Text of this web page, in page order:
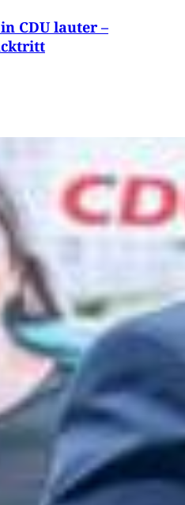
CDU lauter –